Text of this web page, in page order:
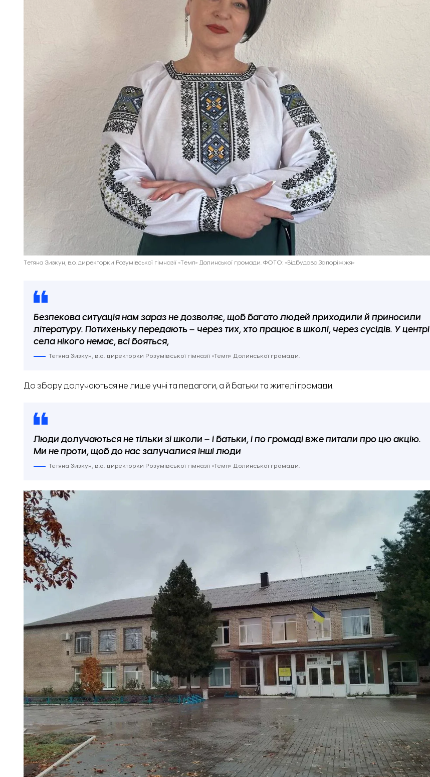
Тетяна Зизкун, в.о. директорки Розумівської гімназії «Темп» Долинської громади. ФОТО: «Відбудова.Запоріжжя»
Безпекова ситуація нам зараз не дозволяє, щоб багато людей приходили й приносили
літературу. Потихеньку передають – через тих, хто працює в школі, через сусідів. У центрі
села нікого немає, всі бояться,
Тетяна Зизкун, в.о. директорки Розумівської гімназії «Темп» Долинської громади.
До збору долучаються не лише учні та педагоги, а й батьки та жителі громади.
Люди долучаються не тільки зі школи – і батьки, і по громаді вже питали про цю акцію.
Ми не проти, щоб до нас залучалися інші люди
Тетяна Зизкун, в.о. директорки Розумівської гімназії «Темп» Долинської громади.